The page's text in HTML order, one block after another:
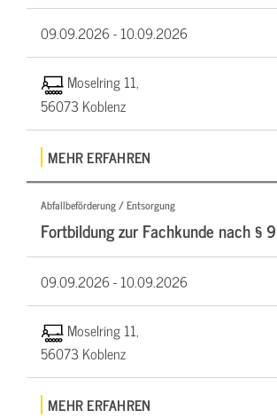
09.09.2026 -10.09.2026
Moselring 11,
56073 Koblenz
MEHR ERFAHREN
Abfallbeförderung / Entsorgung
Fortbildung zur Fachkunde nach §
09.09.2026 -10.09.2026
Moselring 11,
56073 Koblenz
MEHR ERFAHREN